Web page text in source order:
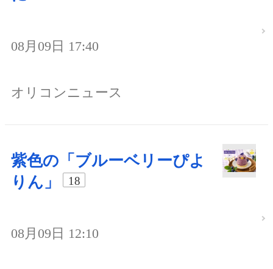
08月09日 17:40
オリコンニュース
紫色の「ブルーベリーぴよ
りん」
18
08月09日 12:10